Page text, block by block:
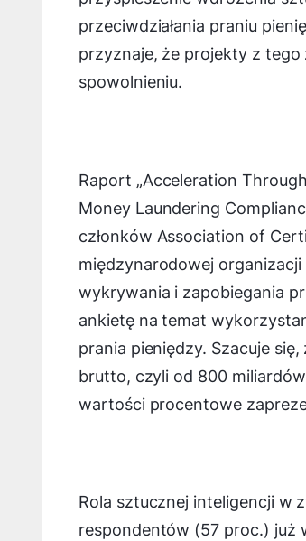
przeciwdziałania praniu
przyznaje, że projekty z tego
spowolnieniu.
Raport „Acceleration
Money Laundering
członków Association of
międzynarodowej
wykrywania i zapobiegania
ankietę na temat
prania pieniędzy. Szacuje
brutto, czyli od 800
wartości procentowe
Rola sztucznej inteligencji w
respondentów (57 proc.) już